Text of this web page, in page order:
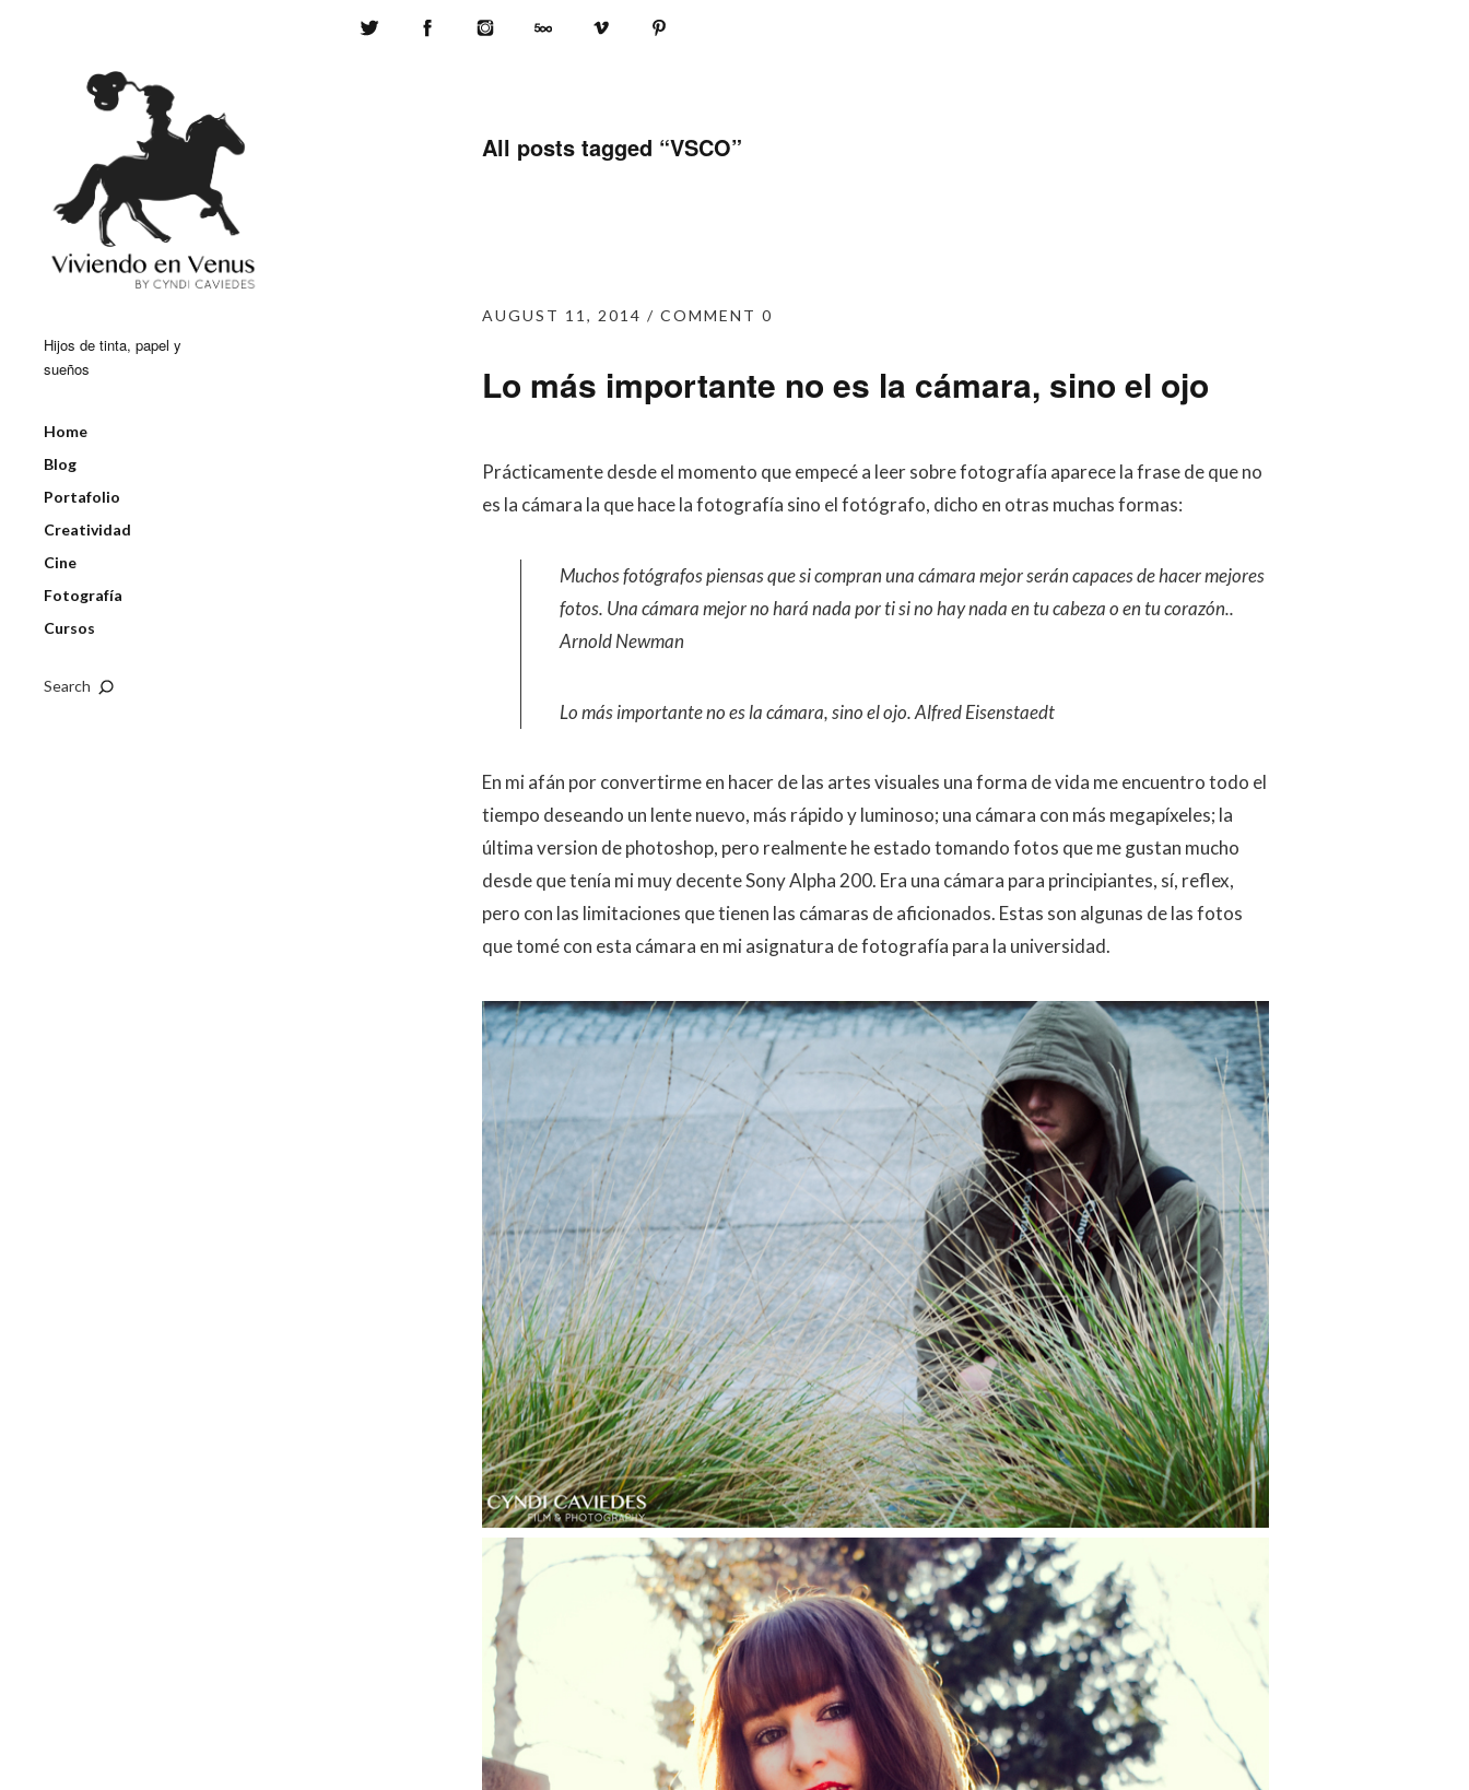
Hijos de tinta, papel y
sueños
Home
Blog
Portafolio
Creatividad
Cine
Fotografía
Cursos
Search
All posts tagged “VSCO”
AUGUST 11, 2014 COMMENT 0
Lo más importante no es la cámara, sino el ojo
Prácticamente desde el momento que empecé a leer sobre fotografía aparece la frase de que no
es la cámara la que hace la fotografía sino el fotógrafo, dicho en otras muchas formas:
Muchos fotógrafos piensas que si compran una cámara mejor serán capaces de hacer mejores
fotos. Una cámara mejor no hará nada por ti si no hay nada en tu cabeza o en tu corazón..
Arnold Newman
Lo más importante no es la cámara, sino el ojo. Alfred Eisenstaedt
En mi afán por convertirme en hacer de las artes visuales una forma de vida me encuentro todo el
tiempo deseando un lente nuevo, más rápido y luminoso; una cámara con más megapíxeles; la
última version de photoshop, pero realmente he estado tomando fotos que me gustan mucho
desde que tenía mi muy decente Sony Alpha 200. Era una cámara para principiantes, sí, reflex,
pero con las limitaciones que tienen las cámaras de aficionados. Estas son algunas de las fotos
que tomé con esta cámara en mi asignatura de fotografía para la universidad.